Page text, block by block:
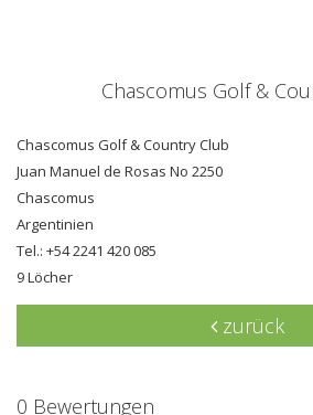
Chascomus Golf &
Chascomus Golf & Country Club
Juan Manuel de Rosas No 2250
Chascomus
Argentinien
Tel.: +54 2241 420 085
9 Löcher
zurück
0 Bewertungen